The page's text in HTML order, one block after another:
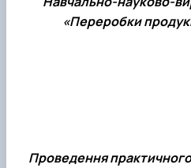
«Переробки
Проведення